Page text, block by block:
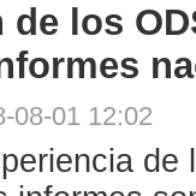
los
08-01 12:02
de